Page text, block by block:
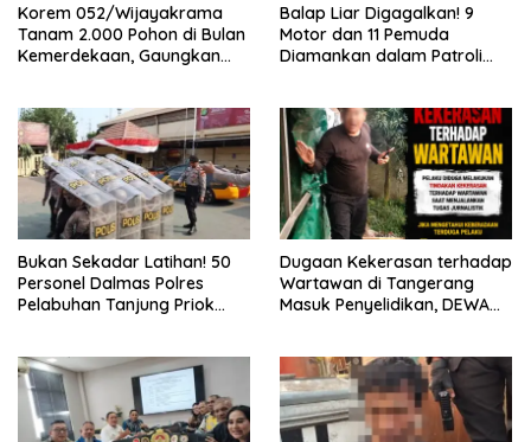
Korem 052/Wijayakrama
Tanam 2.000 Pohon di Bulan
Kemerdekaan, Gaungkan
Balap Liar Digagalkan! 9
Motor dan 11 Pemuda
Diamankan dalam Patroli
Bukan Sekadar Latihan! 50
Personel Dalmas Polres
Pelabuhan Tanjung Priok
Dugaan Kekerasan terhadap
Wartawan di Tangerang
Masuk Penyelidikan, DEWA